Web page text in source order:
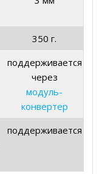
350 г.
поддерживается
через
модуль-
конвертер
поддерживается